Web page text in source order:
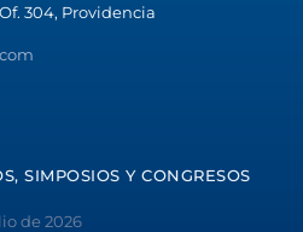
304, Providencia
SIMPOSIOS Y CONGRESOS
de 2026